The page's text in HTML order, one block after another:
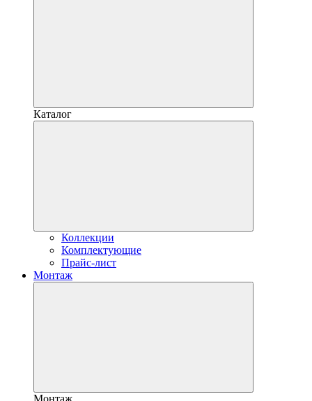
Каталог
Коллекции
Комплектующие
Прайс-лист
Монтаж
Монтаж